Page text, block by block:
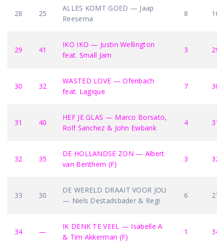
28 25
ALLES KOMT GOED — Jaap
Reesema
8
29 41
IKO IKO — Justin Wellington
feat. Small Jam
3
30 32
WASTED LOVE — Ofenbach
feat. Lagique
7
31 40
HEF JE GLAS — Marco Borsato,
Rolf Sanchez & John Ewbank
4
32 35
DE HOLLANDSE ZON — Albert
van Benthem (F)
3
33 30
DE WERELD DRAAIT VOOR JOU
— Niels Destadsbader & Regi
6
34 —
IK DENK TE VEEL — Isabelle A
& Tim Akkerman (F)
1